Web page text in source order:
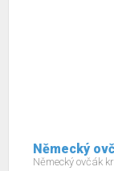
Německý
Německý ovčák